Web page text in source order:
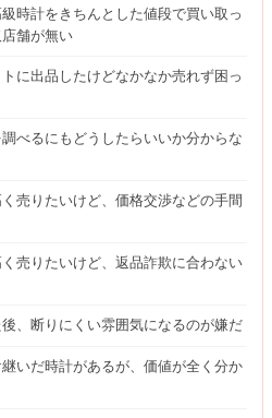
時計をきちんとした値段で買い取っ
舗が無い
に出品したけどなかなか売れず困っ
べるにもどうしたらいいか分からな
売りたいけど、価格交渉などの手間
売りたいけど、返品詐欺に合わない
、断りにくい雰囲気になるのが嫌だ
いだ時計があるが、価値が全く分か